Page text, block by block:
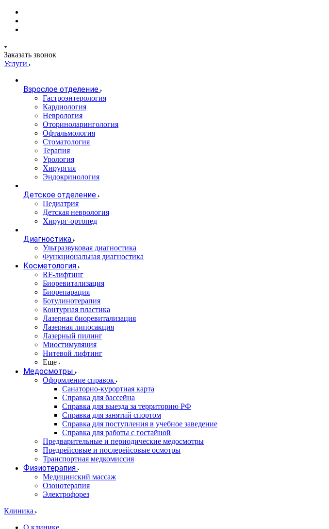
Заказать звонок
Услуги
Взрослое отделение
Гастроэнтерология
Кардиология
Неврология
Оториноларингология
Офтальмология
Стоматология
Терапия
Урология
Хирургия
Эндокринология
Детское отделение
Педиатрия
Детская неврология
Хирург-ортопед
Диагностика
Ультразвуковая диагностика
Функциональная диагностика
Косметология
RF-лифтинг
Биоревитализация
Биорепарация
Ботулинотерапия
Контурная пластика
Лазерная биоревитализация
Лазерная липосакция
Лазерный пилинг
Миостимуляция
Нитевой лифтинг
Еще
Медосмотры
Оформление справок
Санаторно-курортная карта
Справка для бассейна
Справка для выезда за территорию РФ
Справка для занятий спортом
Справка для поступления в учебное заведение
Справка для работы с гостайной
Предварительные и периодические медосмотры
Предрейсовые и послерейсовые осмотры
Транспортная медкомиссия
Физиотерапия
Медицинский массаж
Озонотерапия
Электрофорез
Клиника
О клинике